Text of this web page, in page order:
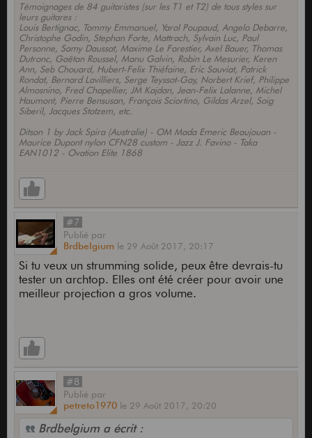
Témoignages de 84 guitaristes (sur les T1 et T2) de tous styles sur
leurs guitares :
Louis Bertignac, Tommy Emmanuel, Yarol Poupaud, Angelo Debarre,
Christophe Godin, Stephan Forte, Mattrach, Sylvain Luc, Paul
Personne, Samy Daussat, Maxime Le Forestier, Axel Bauer, Thomas
Dutronc, Gaëtan Roussel, Manu Galvin, Robin Le Mesurier, Keren
Ann, Seb Chouard, Hubert-Felix Thiéfaine, Eric Sauviat, Patrick
Rondat, Bernard Lavilliers, Serge Teyssot-Gay, Norbert Krief, Philippe
Almosnino, Fred Chapellier, JM Kajdan, Jean-Felix Lalanne, Michel
Haumont, Pierre Bensusan, François Sciortino, Gildas Arzel, Soig
Siberil, Jacques Stotzem, etc.
Ditson 1 by Jack Spira (Australie) - OM Mada Emeric Beaujouan -
Maurice Dupont nylon CFN28 custom - Jazz J. Favino - Taka
EAN1012 - Ovation Elite 1868
#7
Publié par
Brdbelgium le 29 Août 2017, 20:17
Si tu veux un strumming solide, peux être devrais-tu
tester un archtop. Elles ont été créer pour avoir une
meilleur projection a gros volume.
#8
Publié par
petreto1970 le 29 Août 2017, 20:20
Brdbelgium a écrit :